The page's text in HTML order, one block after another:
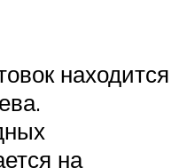
находится
на